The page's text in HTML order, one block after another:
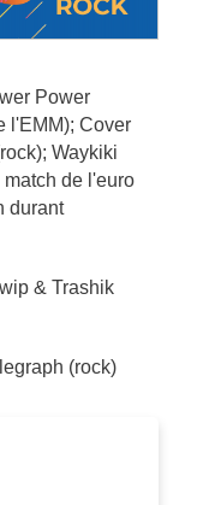
Power
l'EMM); Cover
Waykiki
de l'euro
durant
& Trashik
(rock)